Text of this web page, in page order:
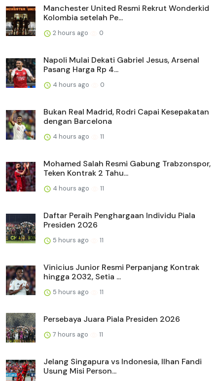
Manchester United Resmi Rekrut Wonderkid
Kolombia setelah Pe...
2 hours ago 0
Napoli Mulai Dekati Gabriel Jesus, Arsenal
Pasang Harga Rp 4...
4 hours ago 0
Bukan Real Madrid, Rodri Capai Kesepakatan
dengan Barcelona
4 hours ago 11
Mohamed Salah Resmi Gabung Trabzonspor,
Teken Kontrak 2 Tahu...
4 hours ago 11
Daftar Peraih Penghargaan Individu Piala
Presiden 2026
5 hours ago 11
Vinicius Junior Resmi Perpanjang Kontrak
hingga 2032, Setia ...
5 hours ago 11
Persebaya Juara Piala Presiden 2026
7 hours ago 11
Jelang Singapura vs Indonesia, Ilhan Fandi
Usung Misi Person...